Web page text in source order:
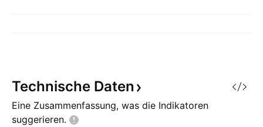
Technische Daten
Eine Zusammenfassung, was die Indikatoren
suggerieren.